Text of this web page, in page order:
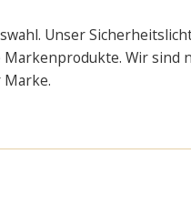
Unser
Wir